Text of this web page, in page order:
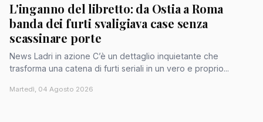
L'inganno del libretto: da Ostia a Roma
banda dei furti svaligiava case senza
scassinare porte
News Ladri in azione C’è un dettaglio inquietante che
trasforma una catena di furti seriali in un vero e proprio...
Martedì, 04 Agosto 2026